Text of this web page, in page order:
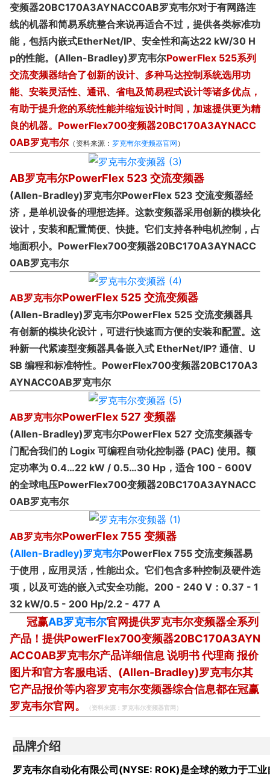
变频器20BC170A3AYNACC0AB罗克韦尔对于有网路连
线的机器和简易系统整合来说再适合不过，提供各类标准功
能，包括内嵌式EtherNet/IP、安全性和高达22 kW/30 H
p的性能。(Allen-Bradley)罗克韦尔PowerFlex 525系列
交流变频器结合了创新的设计、多种马达控制系统选用功
能、安装灵活性、通讯、省电及简易程式设计等诸多优点，
有助于提升您的系统性能并缩短设计时间，加速提供更为精
良的机器。 PowerFlex700变频器20BC170A3AYNACC
0AB罗克韦尔 （资料来源： 罗克韦尔变频器官网 ）
AB罗克韦尔PowerFlex 523 交流变频器
(Allen-Bradley)罗克韦尔PowerFlex 523 交流变频器经
济，是单机设备的理想选择。这款变频器采用创新的模块化
设计，安装和配置简便、快捷。它们支持各种电机控制，占
地面积小。 PowerFlex700变频器20BC170A3AYNACC
0AB罗克韦尔
AB罗克韦尔PowerFlex 525 交流变频器
(Allen-Bradley)罗克韦尔PowerFlex 525 交流变频器具
有创新的模块化设计，可进行快速而方便的安装和配置。这
种新一代紧凑型变频器具备嵌入式 EtherNet/IP? 通信、U
SB 编程和标准特性。 PowerFlex700变频器20BC170A3
AYNACC0AB罗克韦尔
AB罗克韦尔PowerFlex 527 变频器
(Allen-Bradley)罗克韦尔PowerFlex 527 交流变频器专
门配合我们的 Logix 可编程自动化控制器 (PAC) 使用。额
定功率为 0.4…22 kW / 0.5…30 Hp，适合 100 - 600V
的全球电压PowerFlex700变频器20BC170A3AYNACC
0AB罗克韦尔
AB罗克韦尔PowerFlex 755 变频器
(Allen-Bradley)罗克韦尔PowerFlex 755 交流变频器易
于使用，应用灵活，性能出众。它们包含多种控制及硬件选
项，以及可选的嵌入式安全功能。200 - 240 V：0.37 - 1
32 kW/0.5 - 200 Hp/2.2 - 477 A
冠赢AB罗克韦尔官网提供罗克韦尔变频器全系列
产品！提供PowerFlex700变频器20BC170A3AYN
ACC0AB罗克韦尔产品详细信息 说明书 代理商 报价
图片和官方客服电话、(Allen-Bradley)罗克韦尔其
它产品报价等内容罗克韦尔变频器综合信息都在冠赢
罗克韦尔官网。
（资料来源： 罗克韦尔变频器官网 ）
品牌介绍
罗克韦尔自动化有限公司(NYSE: ROK)是全球的致力于工